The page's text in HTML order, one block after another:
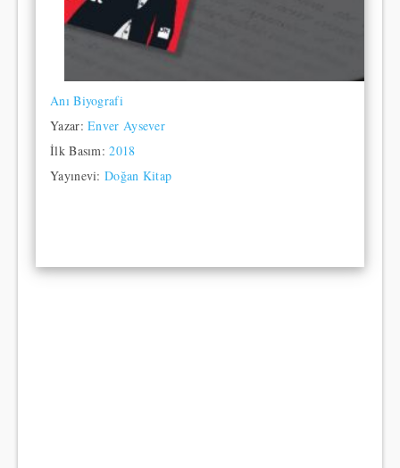
Anı Biyografi
Yazar:Enver Aysever
İlk Basım:2018
Yayınevi: Doğan Kitap